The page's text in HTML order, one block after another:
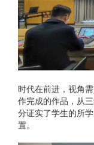
时代在前进，视角
作完成的作品，从
分证实了学生的所
置。